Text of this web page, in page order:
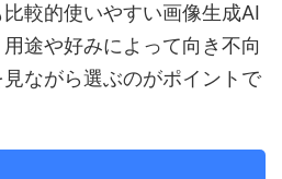
較的使いやすい画像生成AI
途や好みによって向き不向
ながら選ぶのがポイントで